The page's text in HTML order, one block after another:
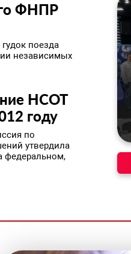
ФНПР
поезда
независимых
НСОТ
году
по
утвердила
федеральном,